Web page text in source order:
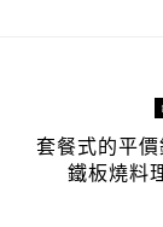
套餐式的平
鐵板燒料